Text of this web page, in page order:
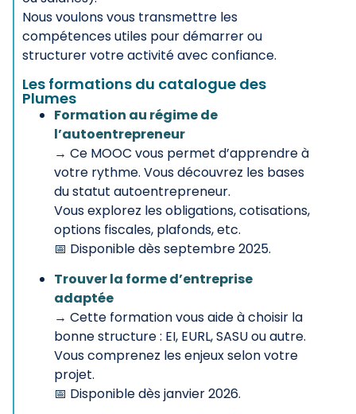
Nous voulons vous transmettre les
compétences utiles pour démarrer ou
structurer votre activité avec confiance.
Les formations du catalogue des
Plumes
Formation au régime de
l’autoentrepreneur
→ Ce MOOC vous permet d’apprendre à
votre rythme. Vous découvrez les bases
du statut autoentrepreneur.
Vous explorez les obligations, cotisations,
options fiscales, plafonds, etc.
📅 Disponible dès septembre 2025.
Trouver la forme d’entreprise
adaptée
→ Cette formation vous aide à choisir la
bonne structure : EI, EURL, SASU ou autre.
Vous comprenez les enjeux selon votre
projet.
📅 Disponible dès janvier 2026.